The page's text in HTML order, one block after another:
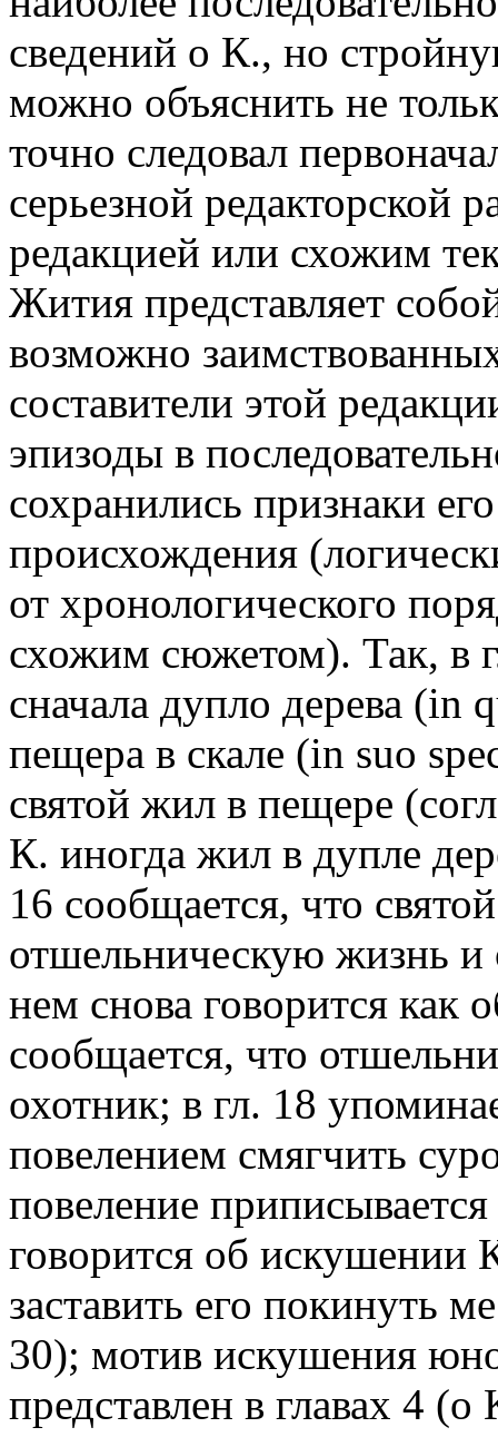
сведений о К., но
можно объяснить не
точно следовал
серьезной редакторской
редакцией или схожим
Жития представляет
возможно
составители этой
эпизоды в
сохранились признаки
происхождения
от хронологического
схожим сюжетом). Так, в
сначала дупло дерева (in
пещера в скале (in suo
святой жил в пещере
К. иногда жил в дупле
16 сообщается, что
отшельническую жизнь и
нем снова говорится как
сообщается, что
охотник; в гл. 18
повелением смягчить
повеление
говорится об искушении
заставить его покинуть
30); мотив искушения
представлен в главах 4